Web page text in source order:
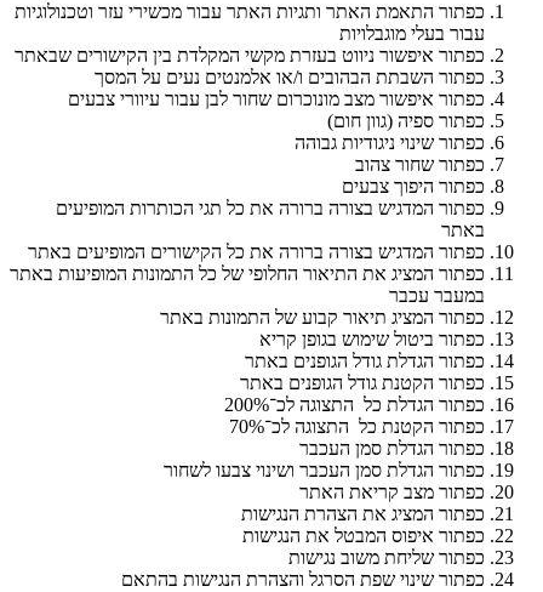
כפתור התאמת האתר ותגיות האתר עבור מכשירי עזר וטכנולוגיות
עבור בעלי מוגבלויות
כפתור איפשור ניווט בעזרת מקשי המקלדת בין הקישורים שבאתר
כפתור השבתת הבהובים ו/או אלמנטים נעים על המסך
כפתור איפשור מצב מונוכרום שחור לבן עבור עיוורי צבעים
כפתור ספיה (גוון חום)
כפתור שינוי ניגודיות גבוהה
כפתור שחור צהוב
כפתור היפוך צבעים
כפתור המדגיש בצורה ברורה את כל תגי הכותרות המופיעים
באתר
כפתור המדגיש בצורה ברורה את כל הקישורים המופיעים באתר
כפתור המציג את התיאור החלופי של כל התמונות המופיעות באתר
במעבר עכבר
כפתור המציג תיאור קבוע של התמונות באתר
כפתור ביטול שימוש בגופן קריא
כפתור הגדלת גודל הגופנים באתר
כפתור הקטנת גודל הגופנים באתר
כפתור הגדלת כל התצוגה לכ־200%
כפתור הקטנת כל התצוגה לכ־70%
כפתור הגדלת סמן העכבר
כפתור הגדלת סמן העכבר ושינוי צבעו לשחור
כפתור מצב קריאת האתר
כפתור המציג את הצהרת הנגישות
כפתור איפוס המבטל את הנגישות
כפתור שליחת משוב נגישות
כפתור שינוי שפת הסרגל והצהרת הנגישות בהתאם